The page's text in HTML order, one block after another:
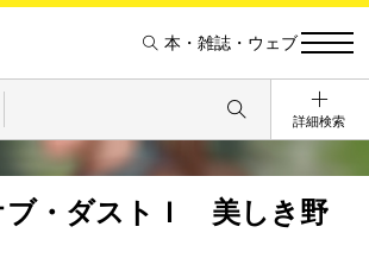
本・雑誌・ウェブ
詳細検索
ブ・ダストＩ 美しき野